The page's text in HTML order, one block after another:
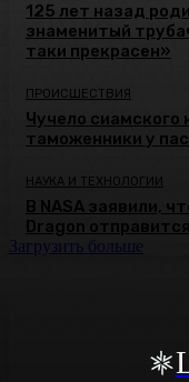
125 лет назад
знаменитый
таки прекрасен»
ПРОИСШЕСТВИЯ
Чучело сиамского
таможенники у
НАУКА И ТЕХНОЛОГИИ
В NASA заявили,
Dragon
Загрузить больше